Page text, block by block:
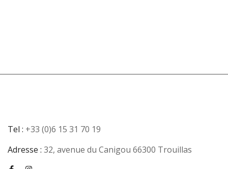
Tel : +33 (0)6 15 31 70 19
Adresse : 32, avenue du Canigou 66300 Trouillas